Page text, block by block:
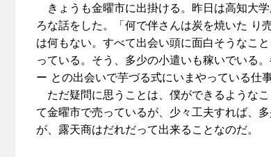
きょうも金曜市に出掛ける。昨日は高知大
ろな話をした。「何で伴さんは炭を焼いた り
は何もない。すべて出会い頭に面白そうなこ
っている。そう、多少の小遣いも稼いでいる
ー との出会いで芋づる式にいまやっている仕
ただ疑問に思うことは、僕ができるような
て金曜市で売っているが、少々工夫すれば、
が、露天商はだれだって出来ることなのだ。